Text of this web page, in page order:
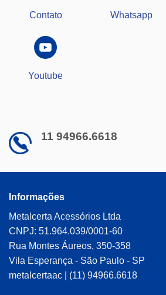
página
Contato Whatsapp
Youtube
11 94966.6618
Informações
Metalcerta Acessórios Ltda
CNPJ: 51.964.039/0001-60
Rua Montes Áureos, 350-358
Vila Esperança - São Paulo - SP
metalcertaac | (11) 94966.6618